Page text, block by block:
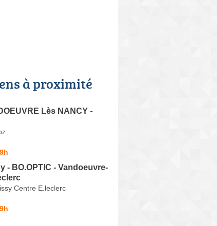
à proximité
Lès NANCY -
- BO.OPTIC - Vandoeuvre-
Centre E.leclerc